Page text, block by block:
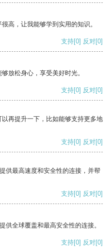
高，让我能够学到实用的知识。
支持[0] 反对[0]
放松身心，享受美好时光。
支持[0] 反对[0]
再提升一下，比如能够支持更多地
支持[0] 反对[0]
供最高速度和安全性的连接，并帮
支持[0] 反对[0]
供全球覆盖和最高安全性的连接。
支持[0] 反对[0]